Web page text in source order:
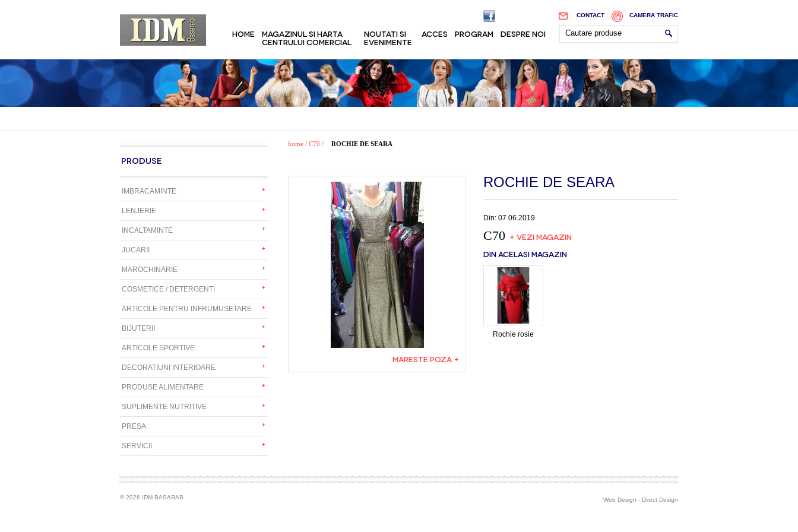
CAMERA TRAFIC
CONTACT
HOME
MAGAZINUL SI HARTA
CENTRULUI COMERCIAL
NOUTATI SI
EVENIMENTE
ACCES PROGRAM DESPRE NOI
PRODUSE
IMBRACAMINTE
LENJERIE
INCALTAMINTE
JUCARII
MAROCHINARIE
COSMETICE / DETERGENTI
ARTICOLE PENTRU INFRUMUSETARE
BIJUTERII
ARTICOLE SPORTIVE
DECORATIUNI INTERIOARE
PRODUSE ALIMENTARE
SUPLIMENTE NUTRITIVE
PRESA
SERVICII
home / C70 / ROCHIE DE SEARA
MARESTE POZA +
ROCHIE DE SEARA
Din: 07.06.2019
C70 + VEZI MAGAZIN
DIN ACELASI MAGAZIN
Rochie rosie
© 2026 IDM BASARAB Web Design - Direct Design